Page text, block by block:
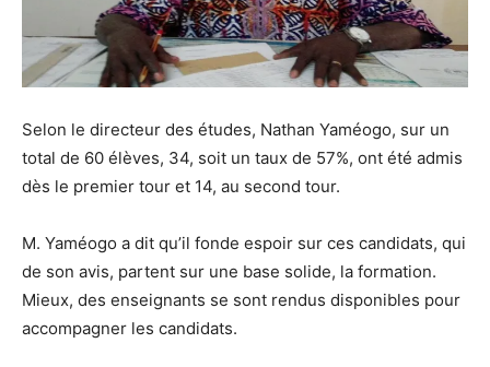
Selon le directeur des études, Nathan Yaméogo, sur un
total de 60 élèves, 34, soit un taux de 57%, ont été admis
dès le premier tour et 14, au second tour.
M. Yaméogo a dit qu’il fonde espoir sur ces candidats, qui
de son avis, partent sur une base solide, la formation.
Mieux, des enseignants se sont rendus disponibles pour
accompagner les candidats.